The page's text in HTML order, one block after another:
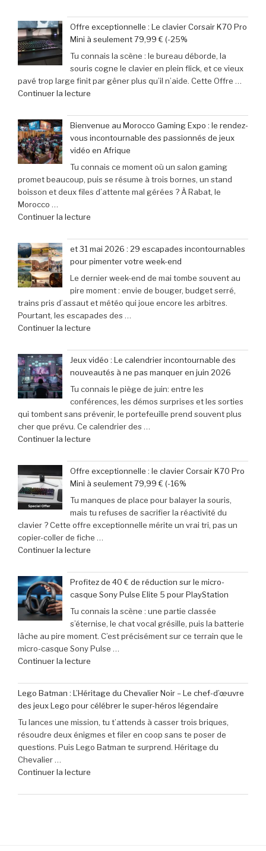
:
succès
phénoménal
grâce
à
une
Gaming
:
‘Street
Fighter
6’
explose
compteurs
de
joueurs
connectés,
trois
ans
après
Offre exceptionnelle : Le clavier Corsair K70 Pro
Mini à seulement 79,99 € (-25%
Tu connais la scène : le bureau déborde, la
souris cogne le clavier en plein flick, et ce vieux
pavé trop large finit par gêner plus qu’il n’aide. Cette Offre …
Continuer la lecture
exceptionnelle
:
Le
clavier
Corsair
K70
Pro
79,99
€
(-25% »
Bienvenue au Morocco Gaming Expo : le rendez-
vous incontournable des passionnés de jeux
vidéo en Afrique
Tu connais ce moment où un salon gaming
promet beaucoup, puis se résume à trois bornes, un stand
boisson et deux files d’attente mal gérées ? À Rabat, le
Morocco …
Continuer la lecture
au
Morocco
Gaming
Expo
:
le
rendez-
des
passionnés
de
jeux
vidéo
en
Afrique »
et 31 mai 2026 : 29 escapades incontournables
pour pimenter votre week-end
Le dernier week-end de mai tombe souvent au
pire moment : envie de bouger, budget serré,
trains pris d’assaut et météo qui joue encore les arbitres.
Pourtant, les escapades des …
Continuer la lecture
31
mai
2026
:
29
escapades
incontournables
votre
week-
end »
Jeux vidéo : Le calendrier incontournable des
nouveautés à ne pas manquer en juin 2026
Tu connais le piège de juin: entre les
conférences, les démos surprises et les sorties
qui tombent sans prévenir, le portefeuille prend souvent plus
cher que prévu. Ce calendrier des …
Continuer la lecture
vidéo
:
Le
calendrier
incontournable
des
nouveautés
pas
manquer
en
juin
2026 »
Offre exceptionnelle : le clavier Corsair K70 Pro
Mini à seulement 79,99 € (-16%
Tu manques de place pour balayer la souris,
mais tu refuses de sacrifier la réactivité du
clavier ? Cette offre exceptionnelle mérite un vrai tri, pas un
copier-coller de fiche …
Continuer la lecture
exceptionnelle
:
le
clavier
Corsair
K70
Pro
seulement
79,99
€
(-16% »
Profitez de 40 € de réduction sur le micro-
casque Sony Pulse Elite 5 pour PlayStation
Tu connais la scène : une partie classée
s’éternise, le chat vocal grésille, puis la batterie
lâche au pire moment. C’est précisément sur ce terrain que le
micro-casque Sony Pulse …
Continuer la lecture
de
40
€
de
réduction
sur
Sony
Lego Batman : L’Héritage du Chevalier Noir – Le chef-d’œuvre
des jeux Lego pour célébrer le super-héros légendaire
Tu lances une mission, tu t’attends à casser trois briques,
résoudre deux énigmes et filer en coop sans te poser de
questions. Puis Lego Batman te surprend. Héritage du
Chevalier …
Continuer la lecture
Batman